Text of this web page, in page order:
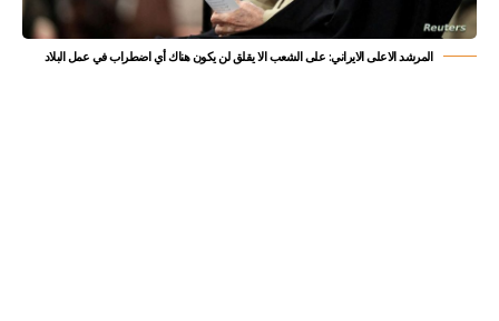
المرشد الاعلى الايراني: على الشعب الا يقلق لن يكون هناك أي اضطراب في عمل البلاد